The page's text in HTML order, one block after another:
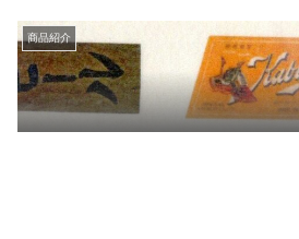
商品紹介